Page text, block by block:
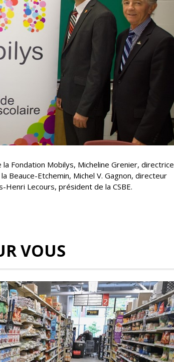
Fondation Mobilys, Micheline Grenier, directrice
Beauce-Etchemin, Michel V. Gagnon, directeur
Lecours, président de la CSBE.
VOUS